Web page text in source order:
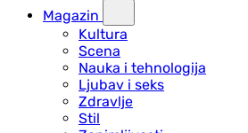
Magazin
Kultura
Scena
Nauka i tehnologija
Ljubav i seks
Zdravlje
Stil